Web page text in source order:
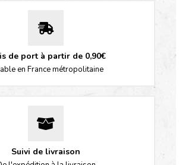
de port à partir de 0,90€
en France métropolitaine
Suivi de livraison